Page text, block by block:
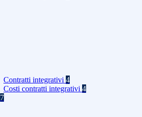
Contratti integrativi 4
Costi contratti integrativi 4
7